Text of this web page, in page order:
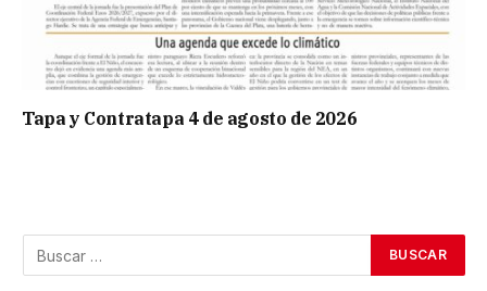
Tapa y Contratapa 4 de agosto de 2026